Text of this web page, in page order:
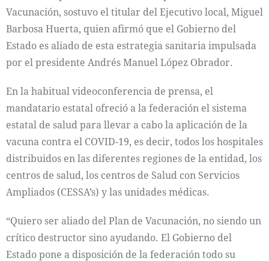
Vacunación, sostuvo el titular del Ejecutivo local, Miguel
Barbosa Huerta, quien afirmó que el Gobierno del
Estado es aliado de esta estrategia sanitaria impulsada
por el presidente Andrés Manuel López Obrador.
En la habitual videoconferencia de prensa, el
mandatario estatal ofreció a la federación el sistema
estatal de salud para llevar a cabo la aplicación de la
vacuna contra el COVID-19, es decir, todos los hospitales
distribuidos en las diferentes regiones de la entidad, los
centros de salud, los centros de Salud con Servicios
Ampliados (CESSA’s) y las unidades médicas.
“Quiero ser aliado del Plan de Vacunación, no siendo un
crítico destructor sino ayudando. El Gobierno del
Estado pone a disposición de la federación todo su